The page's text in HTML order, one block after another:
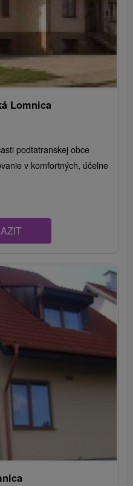
Lomnica
podtatranskej obce
v komfortných, účelne